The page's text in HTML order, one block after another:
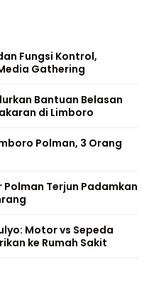
Fungsi Kontrol,
Gathering
Bantuan Belasan
di Limboro
Polman, 3 Orang
Terjun Padamkan
Motor vs Sepeda
ke Rumah Sakit